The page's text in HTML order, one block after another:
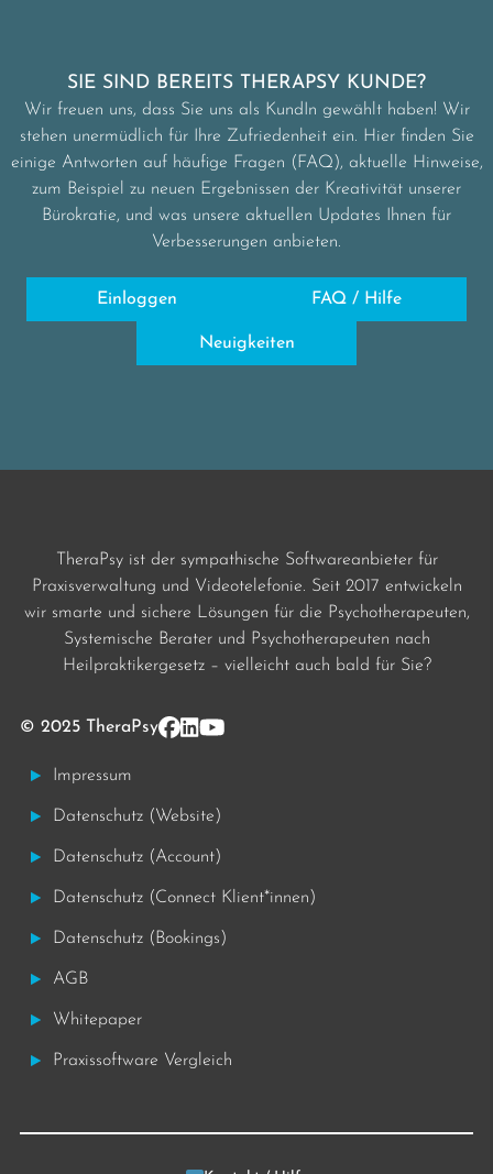
SIE SIND BEREITS THERAPSY KUNDE?
Wir freuen uns, dass Sie uns als KundIn gewählt haben! Wir
stehen unermüdlich für Ihre Zufriedenheit ein. Hier finden Sie
einige Antworten auf häufige Fragen (FAQ), aktuelle Hinweise,
zum Beispiel zu neuen Ergebnissen der Kreativität unserer
Bürokratie, und was unsere aktuellen Updates Ihnen für
Verbesserungen anbieten.
Einloggen FAQ / Hilfe
Neuigkeiten
TheraPsy ist der sympathische Softwareanbieter für
Praxisverwaltung und Videotelefonie. Seit 2017 entwickeln
wir smarte und sichere Lösungen für die Psychotherapeuten,
Systemische Berater und Psychotherapeuten nach
Heilpraktikergesetz – vielleicht auch bald für Sie?
© 2025 TheraPsy
Impressum
Datenschutz (Website)
Datenschutz (Account)
Datenschutz (Connect Klient*innen)
Datenschutz (Bookings)
AGB
Whitepaper
Praxissoftware Vergleich